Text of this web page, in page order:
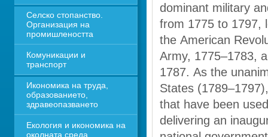
Селско стопанство.
Организация на
промишлеността
Комуникации и
транспорт
Икономика на труда,
образованието,
здравеопазването
Екология и икономика на
околната среда
dominant military
from 1775 to 1797,
the American
Army, 1775–1783,
1787. As the
States
that have been
delivering an